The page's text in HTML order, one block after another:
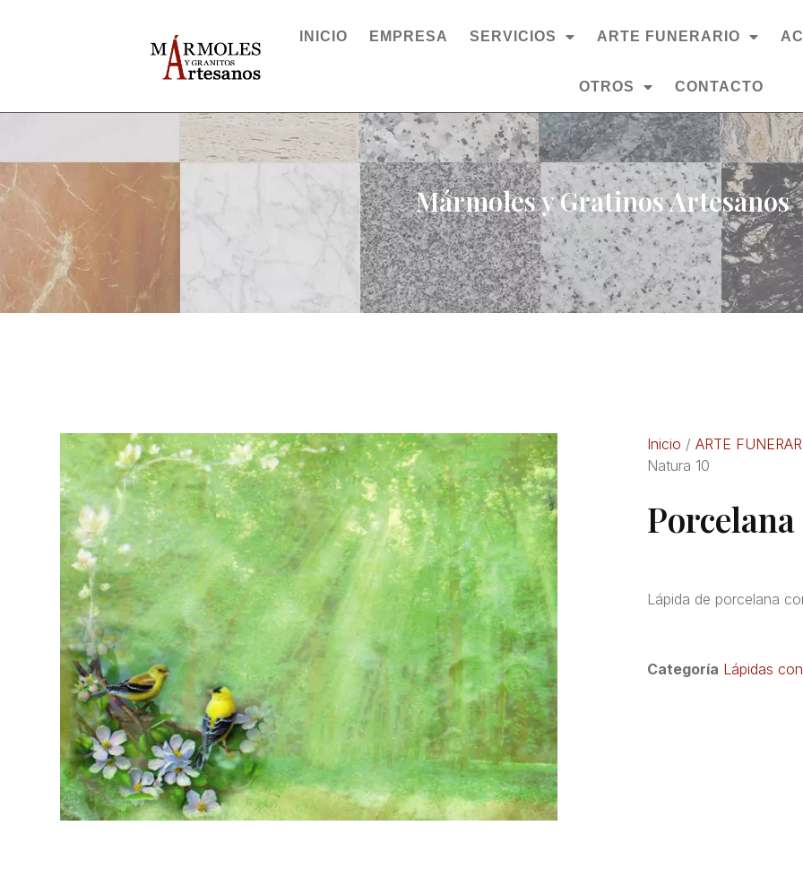
INICIO EMPRESA SERVICIOS ARTE FUNERARIO
OTROS CONTACTO
Mármoles y Gratinos Artesanos
Inicio / ARTE
Natura 10
Lápida de porcelana
Categoría Lápidas